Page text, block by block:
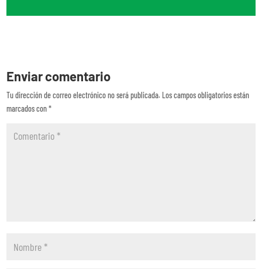
Enviar comentario
Tu dirección de correo electrónico no será publicada. Los campos obligatorios están
marcados con*